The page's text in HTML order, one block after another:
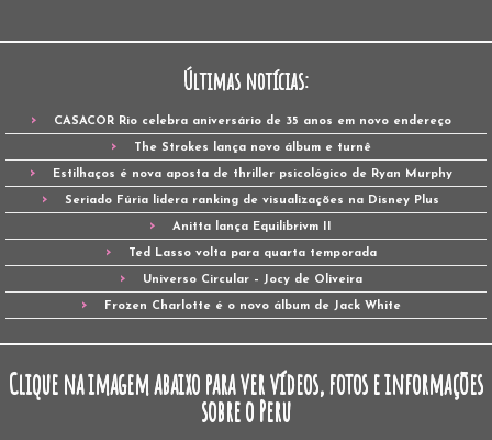
Últimas notícias:
CASACOR Rio celebra aniversário de 35 anos em novo endereço
The Strokes lança novo álbum e turnê
Estilhaços é nova aposta de thriller psicológico de Ryan Murphy
Seriado Fúria lidera ranking de visualizações na Disney Plus
Anitta lança Equilibrivm II
Ted Lasso volta para quarta temporada
Universo Circular – Jocy de Oliveira
Frozen Charlotte é o novo álbum de Jack White
Clique na imagem abaixo para ver vídeos, fotos e informações
sobre o Peru